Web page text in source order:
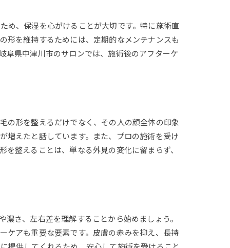
め、保湿を心がけることが大切です。特に施術直
形を維持するためには、定期的なメンテナンスも
阜県中津川市のサロンでは、施術後のアフターケ
の形を整えるだけでなく、その人の顔全体の印象
増えたと話しています。また、プロの施術を受け
整えることは、単なる外見の変化に留まらず、
さ、左右差を理解することから始めましょう。
ケアも重要な要素です。皮膚の赤みを抑え、長持